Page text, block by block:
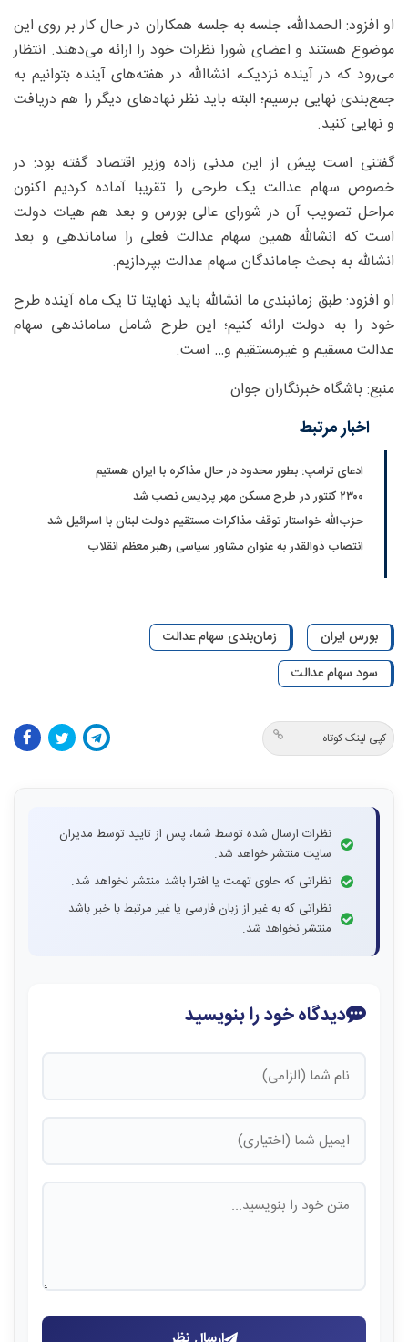
او افزود: الحمدالله، جلسه به جلسه همکاران در حال کار بر روی این
موضوع هستند و اعضای شورا نظرات خود را ارائه می‌دهند. انتظار
می‌رود که در آینده نزدیک، انشاالله در هفته‌های آینده بتوانیم به
جمع‌بندی نهایی برسیم؛ البته باید نظر نهادهای دیگر را هم دریافت
و نهایی کنید‌.
گفتنی است پیش از این مدنی زاده وزیر اقتصاد گفته بود: در
خصوص سهام عدالت یک طرحی را تقریبا آماده کردیم اکنون
مراحل تصویب آن در شورای عالی بورس و بعد هم هیات دولت
است که انشالله همین سهام عدالت فعلی را ساماندهی و بعد
انشالله به بحث جاماندگان سهام عدالت بپردازیم.
او افزود: طبق زمانبندی ما انشالله باید نهایتا تا یک ماه آینده طرح
خود را به دولت ارائه کنیم؛ این طرح شامل ساماندهی سهام
عدالت مسقیم و غیرمستقیم و… است.
منبع: باشگاه خبرنگاران جوان
اخبار مرتبط
ادعای ترامپ: بطور محدود در حال مذاکره با ایران هستیم
۲۳۰۰ کنتور در طرح مسکن مهر پردیس نصب شد
حزب‌الله خواستار توقف مذاکرات مستقیم دولت لبنان با اسرائیل شد
انتصاب ذوالقدر به عنوان مشاور سیاسی رهبر معظم انقلاب
بورس ایران
زمان‌بندی سهام عدالت
سود سهام عدالت
کپی لینک کوتاه
نظرات ارسال شده توسط شما، پس از تایید توسط مدیران
سایت منتشر خواهد شد.
نظراتی که حاوی تهمت یا افترا باشد منتشر نخواهد شد.
نظراتی که به غیر از زبان فارسی یا غیر مرتبط با خبر باشد
منتشر نخواهد شد.
دیدگاه خود را بنویسید